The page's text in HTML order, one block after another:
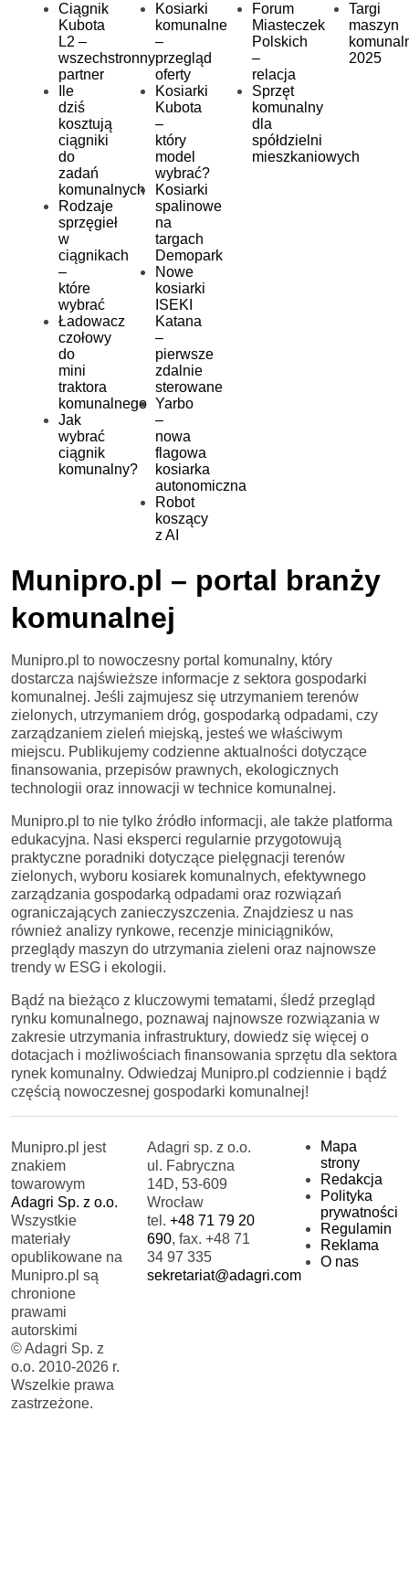
Ciągnik
Kubota
L2 –
wszechstronny
partner
Ile
dziś
kosztują
ciągniki
do
zadań
komunalnych
Rodzaje
sprzęgieł
w
ciągnikach
–
które
wybrać
Ładowacz
czołowy
do
mini
traktora
komunalnego
Jak
wybrać
ciągnik
komunalny?
Kosiarki
komunalne
–
przegląd
oferty
Kosiarki
Kubota
–
który
model
wybrać?
Kosiarki
spalinowe
na
targach
Demopark
Nowe
kosiarki
ISEKI
Katana
–
pierwsze
zdalnie
sterowane
Yarbo
–
nowa
flagowa
kosiarka
autonomiczna
Robot
koszący
z AI
Forum
Miasteczek
Polskich
–
relacja
Sprzęt
komunalny
dla
spółdzielni
mieszkaniowych
Targi
maszyn
2025
Munipro.pl – portal branży
komunalnej
Munipro.pl to nowoczesny portal komunalny, który
dostarcza najświeższe informacje z sektora gospodarki
komunalnej. Jeśli zajmujesz się utrzymaniem terenów
zielonych, utrzymaniem dróg, gospodarką odpadami, czy
zarządzaniem zieleń miejską, jesteś we właściwym
miejscu. Publikujemy codzienne aktualności dotyczące
finansowania, przepisów prawnych, ekologicznych
technologii oraz innowacji w technice komunalnej.
Munipro.pl to nie tylko źródło informacji, ale także platforma
edukacyjna. Nasi eksperci regularnie przygotowują
praktyczne poradniki dotyczące pielęgnacji terenów
zielonych, wyboru kosiarek komunalnych, efektywnego
zarządzania gospodarką odpadami oraz rozwiązań
ograniczających zanieczyszczenia. Znajdziesz u nas
również analizy rynkowe, recenzje miniciągników,
przeglądy maszyn do utrzymania zieleni oraz najnowsze
trendy w ESG i ekologii.
Bądź na bieżąco z kluczowymi tematami, śledź przegląd
rynku komunalnego, poznawaj najnowsze rozwiązania w
zakresie utrzymania infrastruktury, dowiedz się więcej o
dotacjach i możliwościach finansowania sprzętu dla sektora
rynek komunalny. Odwiedzaj Munipro.pl codziennie i bądź
częścią nowoczesnej gospodarki komunalnej!
Munipro.pl jest
znakiem
towarowym
Adagri Sp. z o.o.
Wszystkie
materiały
opublikowane na
Munipro.pl są
chronione
prawami
autorskimi
© Adagri Sp. z
o.o. 2010-2026 r.
Wszelkie prawa
zastrzeżone.
Adagri sp. z o.o.
ul. Fabryczna
14D, 53-609
Wrocław
tel.+48 71 79 20
690, fax. +48 71
34 97 335
sekretariat@adagri.com
Mapa
strony
Redakcja
Polityka
prywatności
Regulamin
Reklama
O nas